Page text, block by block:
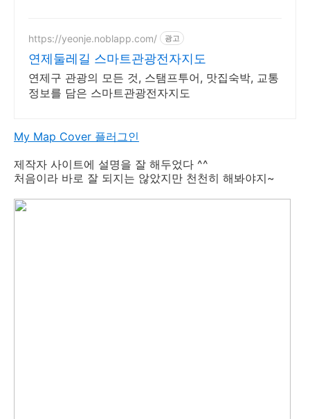
https://yeonje.noblapp.com/ 광고
연제둘레길 스마트관광전자지도
연제구 관광의 모든 것, 스탬프투어, 맛집숙박, 교통
정보를 담은 스마트관광전자지도
My Map Cover 플러그인
제작자 사이트에 설명을 잘 해두었다 ^^
처음이라 바로 잘 되지는 않았지만 천천히 해봐야지~